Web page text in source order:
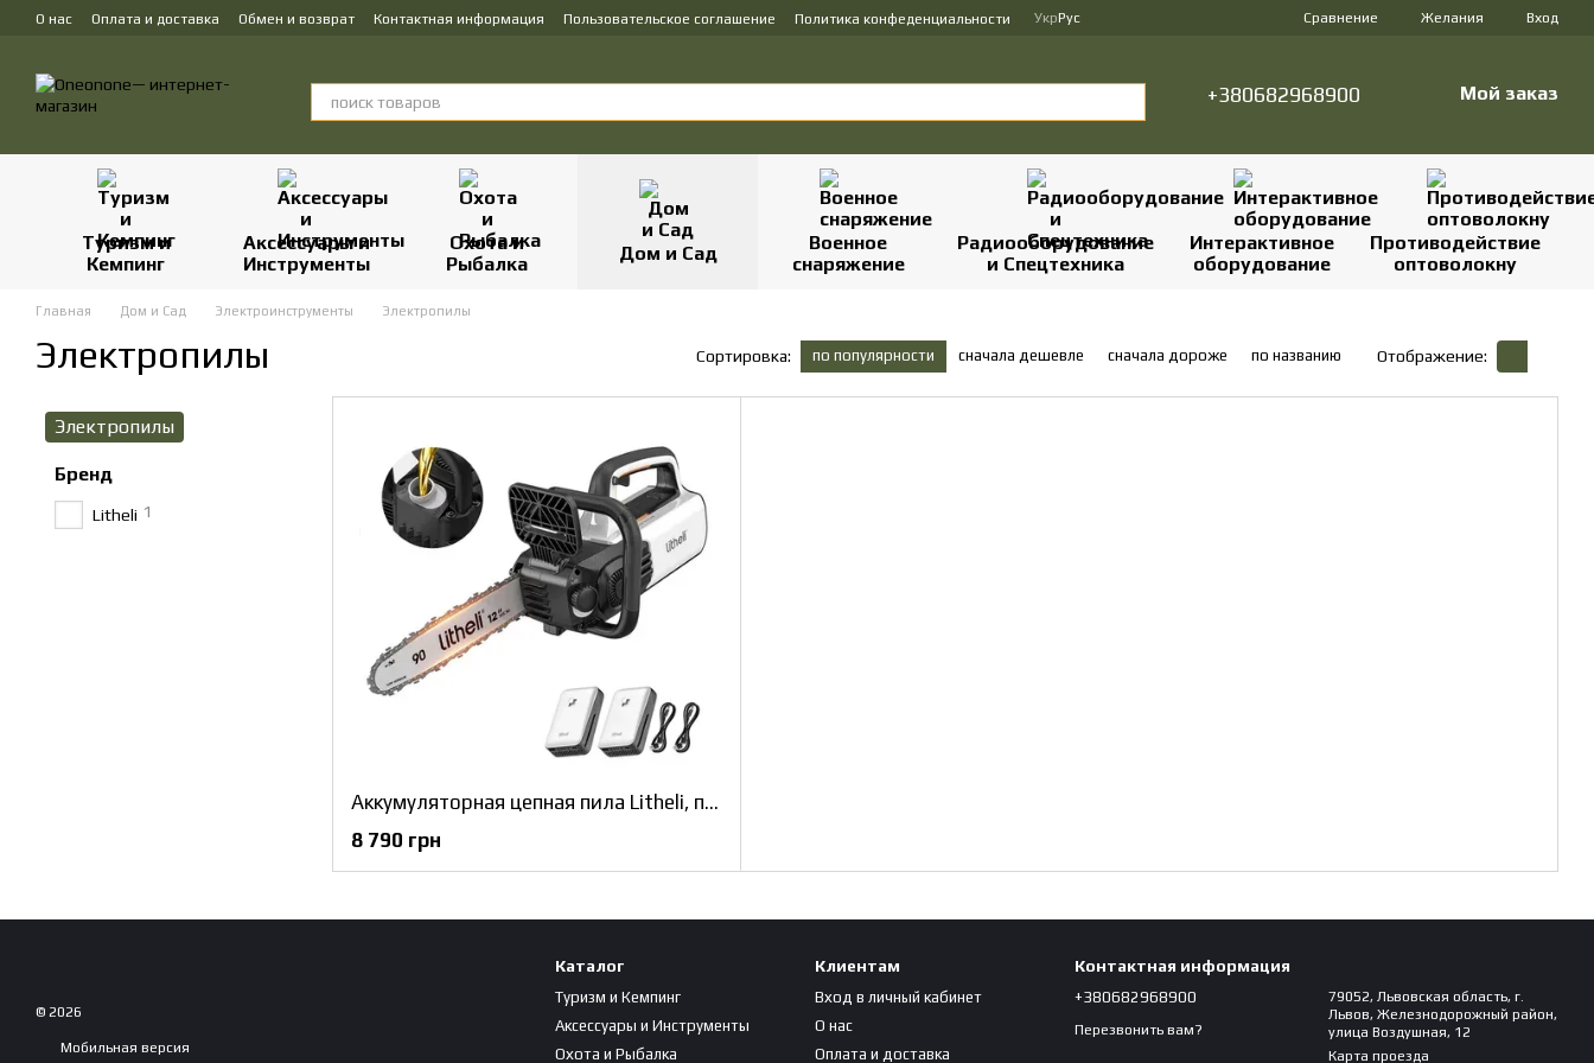
Перейти к основному контенту
О нас Оплата и доставка Обмен и возврат Контактная информация Пользовательское соглашение Политика конфеденциальности УкрРус Сравнение Желания Вход
+380682968900 Мой заказ
Туризм и
Кемпинг
Аксессуары и
Инструменты
Охота и
Рыбалка
Дом и Сад
Военное
снаряжение
Радиооборудование
и Спецтехника
Интерактивное
оборудование
Противодействие
оптоволокну
Главная Дом и Сад Электроинструменты Электропилы
Электропилы Сортировка: по популярности сначала дешевле сначала дороже по названию Отображение:
Аккумуляторная цепная пила Litheli, питание от павербанка (2 шт УМБ Litheli Power Bank 10000 mAh, 45 W, 2А в комплекте)
8 790 грн
Электропилы
Бренд
Litheli 1
© 2026
Мобильная версия
Каталог
Туризм и Кемпинг
Аксессуары и Инструменты
Охота и Рыбалка
Клиентам
Вход в личный кабинет
О нас
Оплата и доставка
Контактная информация
+380682968900
Перезвонить вам?
79052, Львовская область, г.
Львов, Железнодорожный район,
улица Воздушная, 12
Карта проезда